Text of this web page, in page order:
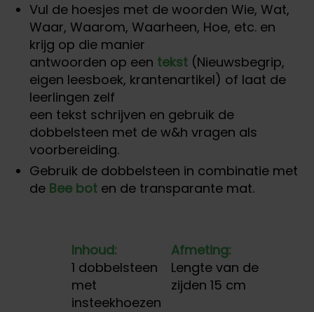
Vul de hoesjes met de woorden Wie, Wat,
Waar, Waarom, Waarheen, Hoe, etc. en
krijg op die manier
antwoorden op een tekst (Nieuwsbegrip,
eigen leesboek, krantenartikel) of laat de
leerlingen zelf
een tekst schrijven en gebruik de
dobbelsteen met de w&h vragen als
voorbereiding.
Gebruik de dobbelsteen in combinatie met
de Bee bot en de transparante mat.
Inhoud:
1 dobbelsteen
met
insteekhoezen
Afmeting:
Lengte van de
zijden 15 cm